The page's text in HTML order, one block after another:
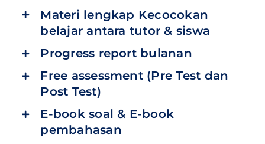
Materi lengkap Kecocokan
belajar antara tutor & siswa
Progress report bulanan
Free assessment (Pre Test dan
Post Test)
E-book soal & E-book
pembahasan